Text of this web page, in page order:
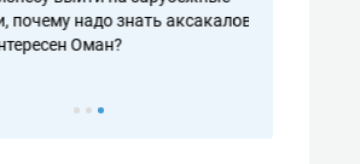
надо знать аксакалов и
Оман?